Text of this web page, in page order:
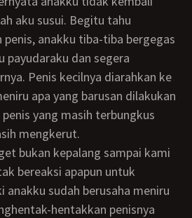
aku susui. Begitu tahu
penis, anakku tiba-tiba bergegas
payudaraku dan segera
Penis kecilnya diarahkan ke
apa yang barusan dilakukan
yang masih terbungkus
mengkerut.
bereaksi apapun untuk
anakku sudah berusaha meniru
hentakkan penisnya